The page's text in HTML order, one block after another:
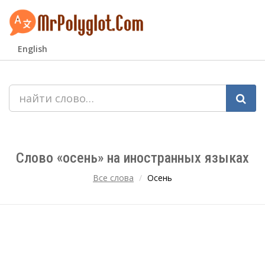
English
Слово «осень» на иностранных языках
Все слова Осень